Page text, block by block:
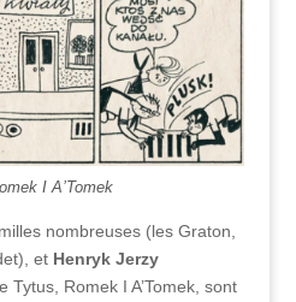
I A’Tomek
nombreuses (les Graton,
et Henryk Jerzy
Tytus, Romek I A’Tomek, sont